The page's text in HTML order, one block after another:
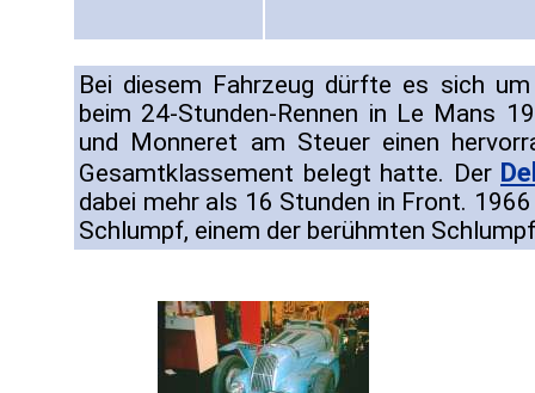
Bei diesem Fahrzeug dürfte es sich
beim 24-Stunden-Rennen in Le Mans
und Monneret am Steuer einen
Gesamtklassement belegt hatte. Der
dabei mehr als 16 Stunden in Front.
Schlumpf, einem der berühmten